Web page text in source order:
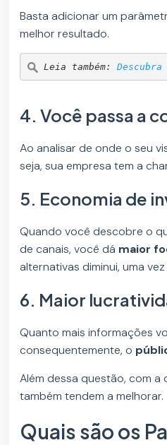
Basta adicionar um
melhor resultado.
Leia também:
4. Você passa a
Ao analisar de onde o seu
seja, sua empresa tem a
5. Economia de
Quando você descobre o
de canais, você dá maior
alternativas diminui, uma
6. Maior
Quanto mais informações
consequentemente, o
Além dessa questão, com
também tendem a melhorar.
Quais são os